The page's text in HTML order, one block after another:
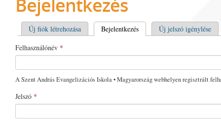
Bejelentkezés
Elsődleges fülek
Új fiók létrehozása Bejelentkezés(aktív fül)Új jelszó igénylése
Felhasználónév *
A Szent András Evangelizációs Iskola • Magyarország webhelyen regisztrált
Jelszó *